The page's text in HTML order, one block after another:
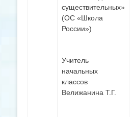
существительных»
(ОС «Школа
России»)
Учитель
начальных
классов
Велижанина Т.Г.